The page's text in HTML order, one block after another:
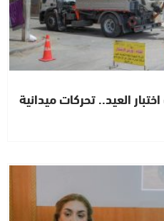
العيد.. تحركات ميدانية